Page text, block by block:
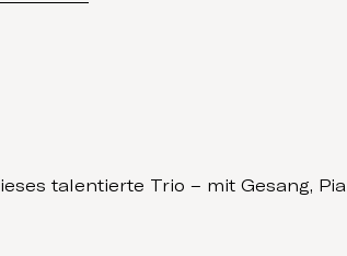
talentierte Trio – mit Gesang,